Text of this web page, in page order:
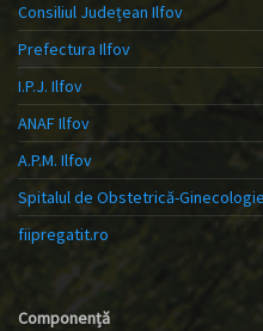
Consiliul Județean Ilfov
Prefectura Ilfov
I.P.J. Ilfov
ANAF Ilfov
A.P.M. Ilfov
Spitalul de Obstetrică-
fiipregatit.ro
Componență